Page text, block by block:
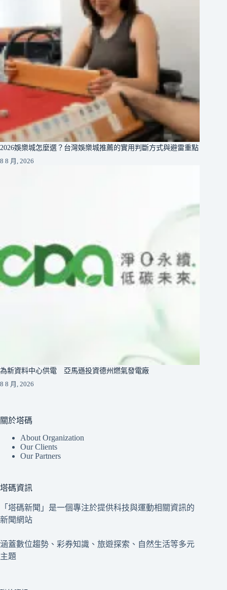
2026娛樂城怎麼選？台灣娛樂城推薦的實用判斷方式與避雷重點
8 8 月, 2026
為新資料中心供電 亞馬遜投資德州燃氣發電廠
8 8 月, 2026
關於塔碼
About Organization
Our Clients
Our Partners
塔碼資訊
「塔碼新聞」是一個專注於提供科技與運動相關資訊的
新聞網站
涵蓋數位趨勢、彩券知識、旅遊探索、自然生活等多元
主題